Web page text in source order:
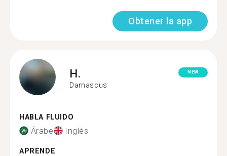
Obtener la app
H.
Damascus
NEW
HABLA FLUIDO
Árabe Inglés
APRENDE